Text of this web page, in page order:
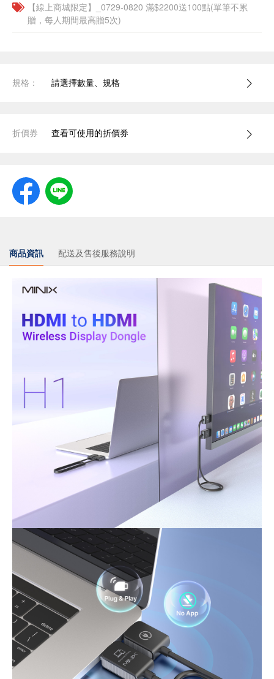
【線上商城限定】_0729-0820 滿$2200送100點(單筆不累
贈，每人期間最高贈5次)
規格： 請選擇數量、規格
折價券 查看可使用的折價券
商品資訊 配送及售後服務說明